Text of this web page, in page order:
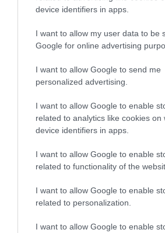
device identifiers in apps.
I want to allow my user data to be
Google for online advertising
I want to allow Google to send me
personalized advertising.
I want to allow Google to enable
related to analytics like cookies on
device identifiers in apps.
I want to allow Google to enable
related to functionality of the
I want to allow Google to enable
related to personalization.
I want to allow Google to enable
NEM TE VAGY BÉNA, CSAK AZ
MINDENKI 23 ÉVES
INFORMATIKUS
MIT
MENNI